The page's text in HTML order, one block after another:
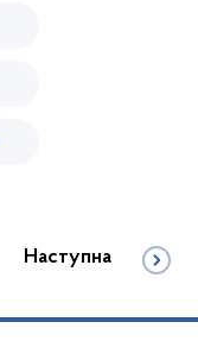
Наступна